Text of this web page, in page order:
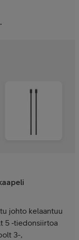
johto kelaantuu
5 ‑tiedon­siirtoa
3-,